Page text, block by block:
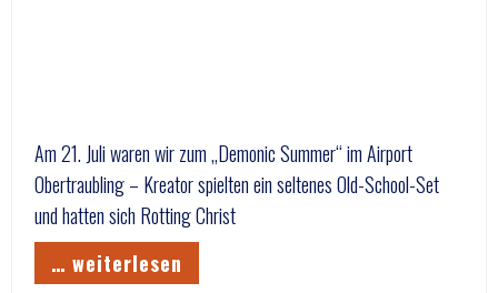
Am 21. Juli waren wir zum „Demonic Summer“ im Airport
Obertraubling – Kreator spielten ein seltenes Old-School-Set
und hatten sich Rotting Christ
… weiterlesen